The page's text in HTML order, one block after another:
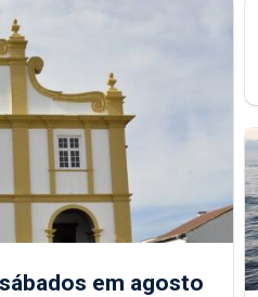
em agosto